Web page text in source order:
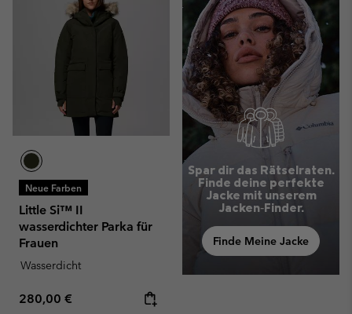
Neue Farben
Little Si™ II
wasserdichter Parka für
Frauen
Wasserdicht
Regular price:
280,00 €
Spar dir das Rätselraten.
Finde deine perfekte
Jacke mit unserem
Jacken‑Finder.
Finde Meine Jacke